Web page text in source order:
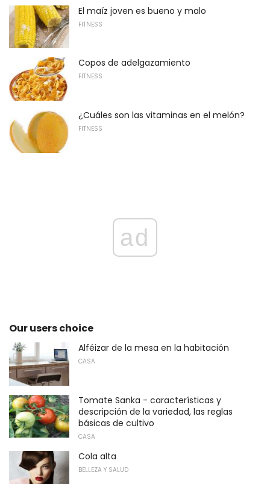
El maíz joven es bueno y malo
FITNESS
Copos de adelgazamiento
FITNESS
¿Cuáles son las vitaminas en el melón?
FITNESS
ad
Our users choice
Alféizar de la mesa en la habitación
CASA
Tomate Sanka - características y
descripción de la variedad, las reglas
básicas de cultivo
CASA
Cola alta
BELLEZA Y SALUD